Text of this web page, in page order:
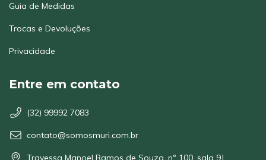
Guia de Medidas
Trocas e Devoluções
Privacidade
Entre em contato
(32) 99992 7083
contato@somosmuri.com.br
Travessa Manoel Ramos de Souza, nº 100, sala 9J,